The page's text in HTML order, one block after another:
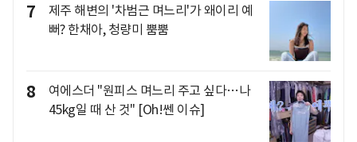
7
제주 해변의 '차범근 며느리'가 왜이리 예
뻐? 한채아, 청량미 뿜뿜
8
여에스더 "원피스 며느리 주고 싶다…나
45kg일 때 산 것" [Oh!쎈 이슈]